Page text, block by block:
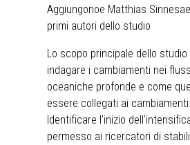
Aggiungonoe Matthias
primi autori dello studio
Lo scopo principale dello
indagare i cambiamenti nei
oceaniche profonde e come
essere collegati ai
Identificare l'inizio
permesso ai ricercatori di